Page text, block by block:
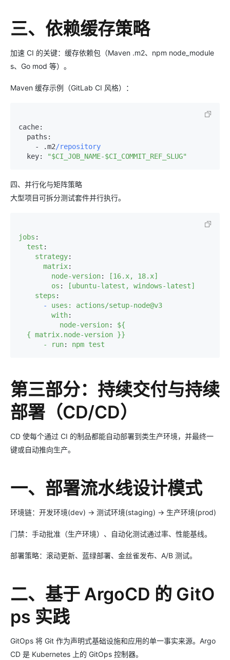
三、依赖缓存策略
加速 CI 的关键：缓存依赖包（Maven .m2、npm node_module
s、Go mod 等）。
Maven 缓存示例（GitLab CI 风格）：
cache:
paths:
-
.m2/repository
key:
"$CI_JOB_NAME-$CI_COMMIT_REF_SLUG"
四、并行化与矩阵策略
大型项目可拆分测试套件并行执行。
jobs :
test :
strategy:
matrix:
node-version:
[16.x, 18.x]
os :
[ubuntu-latest, windows-latest]
steps :
-
uses: actions/setup-node@v3
with:
node-version:
${
{ matrix.node-version }}
      - run
: npm test
第三部分：持续交付与持续
部署（CD/CD）
CD 使每个通过 CI 的制品都能自动部署到类生产环境，并最终一
键或自动推向生产。
一、部署流水线设计模式
环境链：开发环境(dev) → 测试环境(staging) → 生产环境(prod)
门禁：手动批准（生产环境）、自动化测试通过率、性能基线。
部署策略：滚动更新、蓝绿部署、金丝雀发布、A/B 测试。
二、基于 ArgoCD 的 GitO
ps 实践
GitOps 将 Git 作为声明式基础设施和应用的单一事实来源。Argo
CD 是 Kubernetes 上的 GitOps 控制器。